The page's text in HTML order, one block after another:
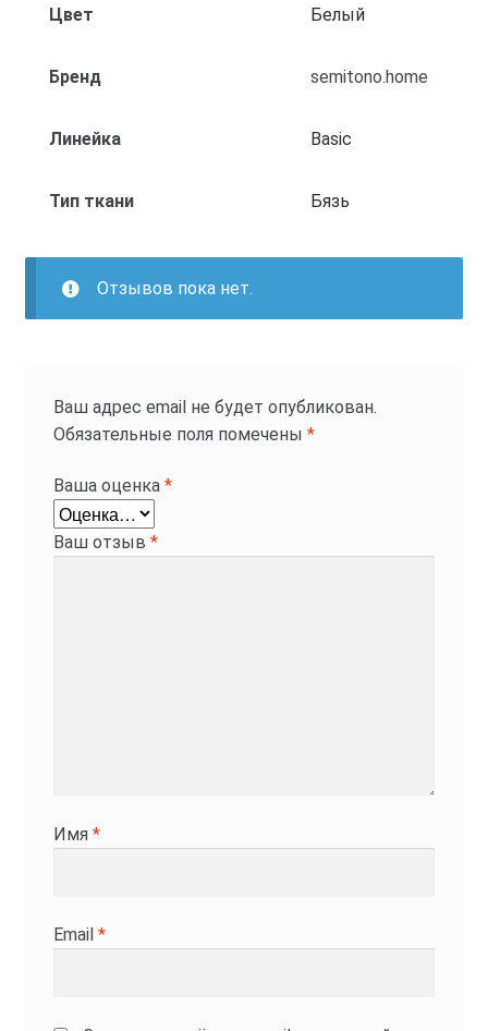
Цвет Белый
Бренд semitono.home
Линейка Basic
Тип ткани Бязь
Отзывов пока нет.
Ваш адрес email не будет опубликован.
Обязательные поля помечены *
Ваша оценка *
Ваш отзыв *
Имя *
Email *